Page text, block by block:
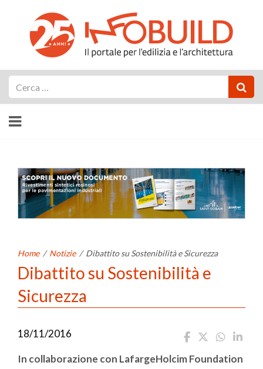
Home / Notizie / Dibattito su Sostenibilità e Sicurezza
Dibattito su Sostenibilità e
Sicurezza
18/11/2016
In collaborazione con LafargeHolcim Foundation